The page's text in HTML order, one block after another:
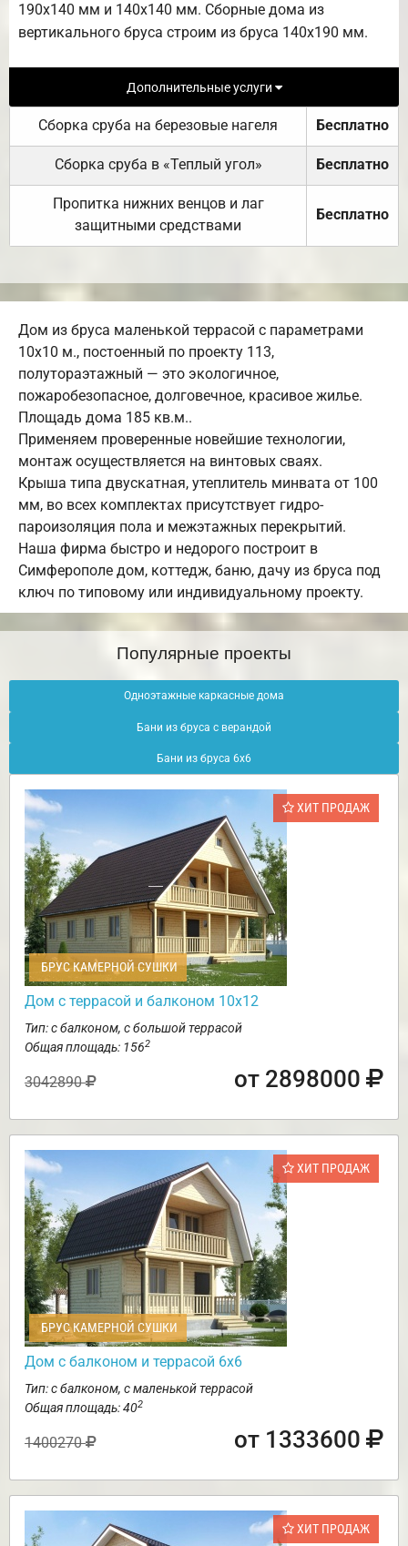
190х140 мм и 140х140 мм. Сборные дома из
вертикального бруса строим из бруса 140х190 мм.
Дополнительные услуги
Сборка сруба на березовые нагеля Бесплатно
Сборка сруба в «Теплый угол» Бесплатно
Пропитка нижних венцов и лаг
защитными средствами
Бесплатно
Дом из бруса маленькой террасой с параметрами
10х10 м., постоенный по проекту 113,
полутораэтажный — это экологичное,
пожаробезопасное, долговечное, красивое жилье.
Площадь дома 185 кв.м..
Применяем проверенные новейшие технологии,
монтаж осуществляется на винтовых сваях.
Крыша типа двускатная, утеплитель минвата от 100
мм, во всех комплектах присутствует гидро-
пароизоляция пола и межэтажных перекрытий.
Наша фирма быстро и недорого построит в
Симферополе дом, коттедж, баню, дачу из бруса под
ключ по типовому или индивидуальному проекту.
Популярные проекты
Одноэтажные каркасные дома
Бани из бруса с верандой
Бани из бруса 6х6
ХИТ ПРОДАЖ
БРУС КАМЕРНОЙ СУШКИ
Дом с террасой и балконом 10х12
Тип: с балконом, с большой террасой
Общая площадь: 1562
3042890 от 2898000
ХИТ ПРОДАЖ
БРУС КАМЕРНОЙ СУШКИ
Дом с балконом и террасой 6х6
Тип: с балконом, с маленькой террасой
Общая площадь: 402
1400270 от 1333600
ХИТ ПРОДАЖ